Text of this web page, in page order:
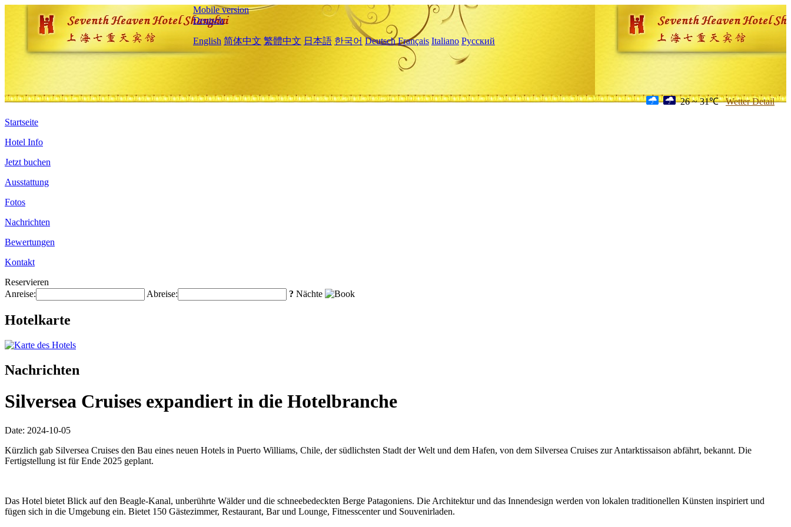
Mobile version
Deutsch
English 简体中文 繁體中文 日本語 한국어 Deutsch Français Italiano Русский
26 ~ 31℃ Wetter Detail
Startseite
Hotel Info
Jetzt buchen
Ausstattung
Fotos
Nachrichten
Bewertungen
Kontakt
Reservieren
Anreise:
Abreise: ? Nächte
Hotelkarte
Nachrichten
Silversea Cruises expandiert in die Hotelbranche
Date: 2024-10-05
Kürzlich gab Silversea Cruises den Bau eines neuen Hotels in Puerto Williams, Chile, der südlichsten Stadt der Welt und dem Hafen, von dem Silversea Cruises zur Antarktissaison abfährt, bekannt. Die
Fertigstellung ist für Ende 2025 geplant.
Das Hotel bietet Blick auf den Beagle-Kanal, unberührte Wälder und die schneebedeckten Berge Patagoniens. Die Architektur und das Innendesign werden von lokalen traditionellen Künsten inspiriert und
fügen sich in die Umgebung ein. Bietet 150 Gästezimmer, Restaurant, Bar und Lounge, Fitnesscenter und Souvenirladen.